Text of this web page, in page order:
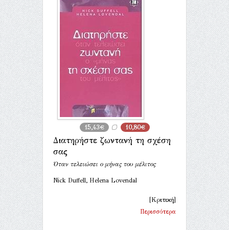
15,43€ 10,80€
Διατηρήστε ζωντανή τη σχέση
σας
Όταν τελειώσει ο μήνας του μέλιτος
Nick Duffell, Helena Lovendal
[Κριτική]
Περισσότερα